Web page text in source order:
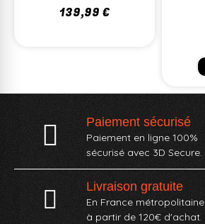
139,99 €
Paiement sécurisé
Paiement en ligne 100%
sécurisé avec 3D Secure.
Livraison gratuite
En France métropolitaine
à partir de 120€ d'achat.